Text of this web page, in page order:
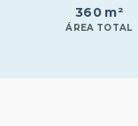
360 m²
ÁREA TOTAL